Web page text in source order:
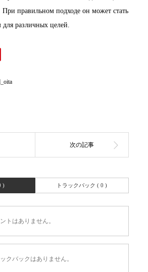
правильном подходе он может стать
различных целей.
) トラックバック ( 0 )
トはありません。
クバックはありません。